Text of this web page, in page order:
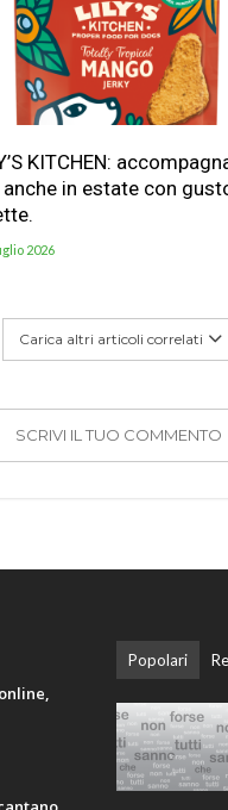
KITCHEN:
anche in estate con
2026
Carica altri articoli correlati
SCRIVI IL TUO COMMENTO
Popolari